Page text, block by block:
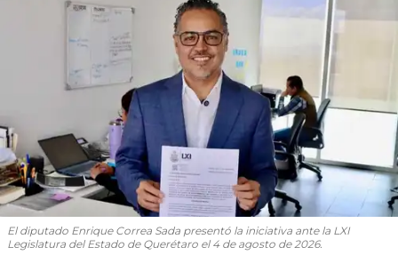
El diputado Enrique Correa Sada presentó la iniciativa ante la LXI
Legislatura del Estado de Querétaro el 4 de agosto de 2026.